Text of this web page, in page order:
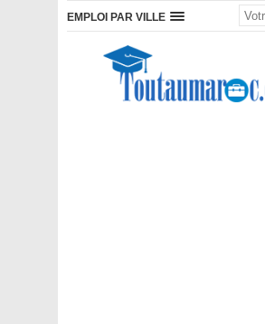
EMPLOI PAR VILLE